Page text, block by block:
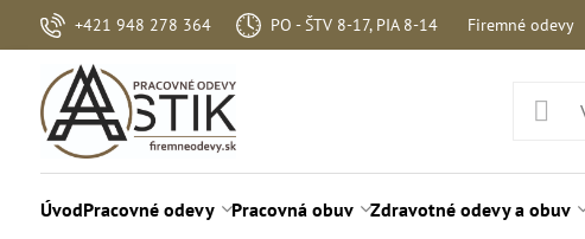
+421 948 278 364 PO - ŠTV 8-17, PIA 8-14 Firemné odevy
ÚvodPracovné odevy Pracovná obuv Zdravotné odevy a obuv